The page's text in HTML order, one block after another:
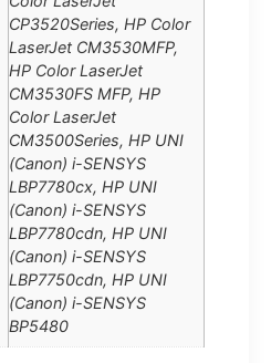
CP3520Series, HP Color
LaserJet CM3530MFP,
HP Color LaserJet
CM3530FS MFP, HP
Color LaserJet
CM3500Series, HP UNI
(Canon) i-SENSYS
LBP7780cx, HP UNI
(Canon) i-SENSYS
LBP7780cdn, HP UNI
(Canon) i-SENSYS
LBP7750cdn, HP UNI
(Canon) i-SENSYS
BP5480